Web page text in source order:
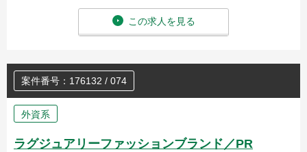
この求人を見る
案件番号：176132 / 074
外資系
ラグジュアリーファッションブランド／PR